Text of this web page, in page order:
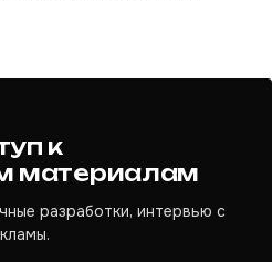
к
материалам
разработки, интервью с